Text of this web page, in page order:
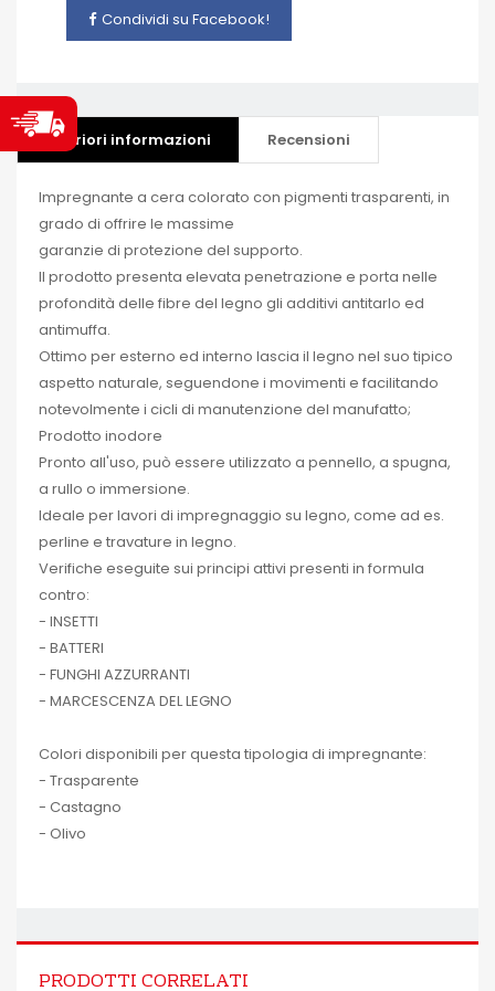
Condividi su Facebook!
Ulteriori informazioni Recensioni
Impregnante a cera colorato con pigmenti trasparenti, in
grado di offrire le massime
garanzie di protezione del supporto.
Il prodotto presenta elevata penetrazione e porta nelle
profondità delle fibre del legno gli additivi antitarlo ed
antimuffa.
Ottimo per esterno ed interno lascia il legno nel suo tipico
aspetto naturale, seguendone i movimenti e facilitando
notevolmente i cicli di manutenzione del manufatto;
Prodotto inodore
Pronto all'uso, può essere utilizzato a pennello, a spugna,
a rullo o immersione.
Ideale per lavori di impregnaggio su legno, come ad es.
perline e travature in legno.
Verifiche eseguite sui principi attivi presenti in formula
contro:
- INSETTI
- BATTERI
- FUNGHI AZZURRANTI
- MARCESCENZA DEL LEGNO
Colori disponibili per questa tipologia di impregnante:
- Trasparente
- Castagno
- Olivo
PRODOTTI CORRELATI